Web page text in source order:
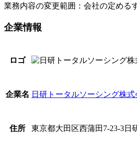
業務内容の変更範囲：会社の定める
企業情報
ロゴ
企業名 日研トータルソーシング株式
住所 東京都大田区西蒲田7-23-3日